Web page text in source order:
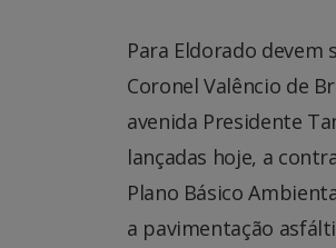
Para Eldorado devem
Coronel Valêncio de
avenida Presidente
lançadas hoje, a
Plano Básico
a pavimentação